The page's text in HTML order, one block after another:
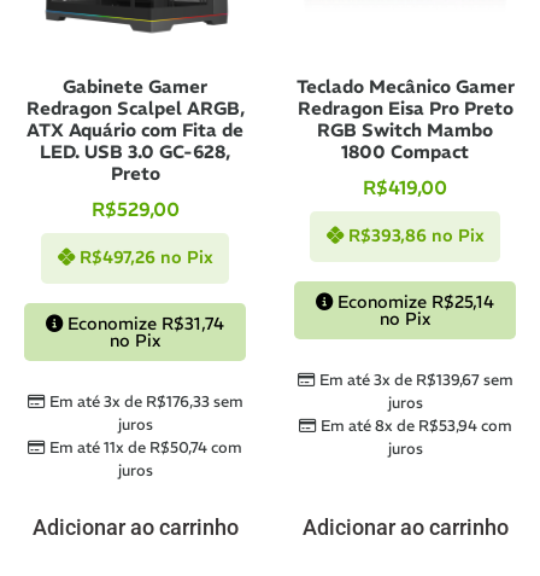
Gabinete Gamer
Redragon Scalpel ARGB,
ATX Aquário com Fita de
LED. USB 3.0 GC-628,
Preto
R$529,00
Em até 3x de R$176,33sem
juros
Em até 11x de R$50,74com
juros
R$497,26 no Pix
Economize R$31,74
no Pix
Adicionar ao carrinho
Teclado Mecânico Gamer
Redragon Eisa Pro Preto
RGB Switch Mambo
1800 Compact
R$419,00
Em até 3x de R$139,67sem
juros
Em até 8x de R$53,94com
juros
R$393,86 no Pix
Economize R$25,14
no Pix
Adicionar ao carrinho